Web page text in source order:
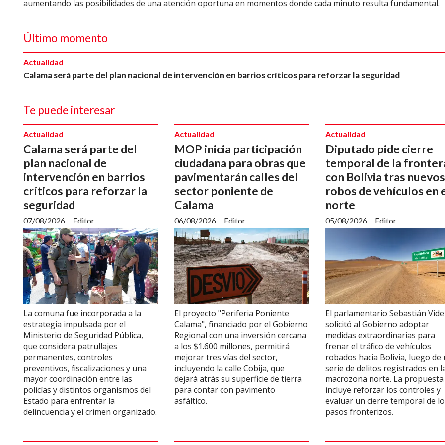
aumentando las posibilidades de una atención oportuna en momentos donde cada minuto resulta fundamental.
Último momento
Calama será parte del plan nacional de intervención en barrios críticos para reforzar la seguridad
Actualidad
Te puede interesar
Calama será parte del
plan nacional de
intervención en barrios
críticos para reforzar la
seguridad
Editor
Actualidad
07/08/2026
La comuna fue incorporada a la
estrategia impulsada por el
Ministerio de Seguridad Pública,
que considera patrullajes
permanentes, controles
preventivos, fiscalizaciones y una
mayor coordinación entre las
policías y distintos organismos del
Estado para enfrentar la
delincuencia y el crimen organizado.
MOP inicia participación
ciudadana para obras que
pavimentarán calles del
sector poniente de
Calama
Editor
Actualidad
06/08/2026
El proyecto "Periferia Poniente
Calama", financiado por el Gobierno
Regional con una inversión cercana
a los $1.600 millones, permitirá
mejorar tres vías del sector,
incluyendo la calle Cobija, que
dejará atrás su superficie de tierra
para contar con pavimento
asfáltico.
Diputado pide cierre
temporal de la
con Bolivia tras nuevos
robos de vehículos en
norte
Editor
Actualidad
05/08/2026
El parlamentario Sebastián
solicitó al Gobierno adoptar
medidas extraordinarias para
frenar el tráfico de vehículos
robados hacia Bolivia, luego de
serie de delitos registrados en
macrozona norte. La propuesta
incluye reforzar los controles y
evaluar un cierre temporal de
pasos fronterizos.